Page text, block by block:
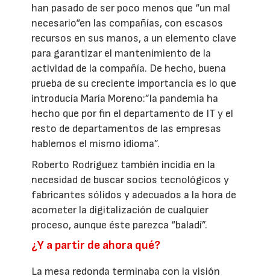
han pasado de ser poco menos que “un mal
necesario“en las compañías, con escasos
recursos en sus manos, a un elemento clave
para garantizar el mantenimiento de la
actividad de la compañía. De hecho, buena
prueba de su creciente importancia es lo que
introducía María Moreno:”la pandemia ha
hecho que por fin el departamento de IT y el
resto de departamentos de las empresas
hablemos el mismo idioma”.
Roberto Rodríguez también incidía en la
necesidad de buscar socios tecnológicos y
fabricantes sólidos y adecuados a la hora de
acometer la digitalización de cualquier
proceso, aunque éste parezca “baladí”.
¿Y a partir de ahora qué?
La mesa redonda terminaba con la visión